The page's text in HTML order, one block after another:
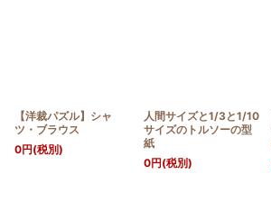
【洋裁パズル】シャ
ツ・ブラウス
0円(税別)
人間サイズと1/3と1/10
サイズのトルソーの型
紙
0円(税別)